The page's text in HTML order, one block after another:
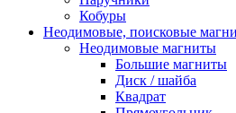
Кобуры
Неодимовые, поисковые
Неодимовые магниты
Большие магниты
Диск / шайба
Квадрат